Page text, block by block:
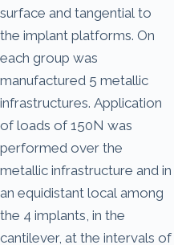
surface and tangential to
the implant platforms. On
each group was
manufactured 5 metallic
infrastructures. Application
of loads of 150N was
performed over the
metallic infrastructure and in
an equidistant local among
the 4 implants, in the
cantilever, at the intervals of